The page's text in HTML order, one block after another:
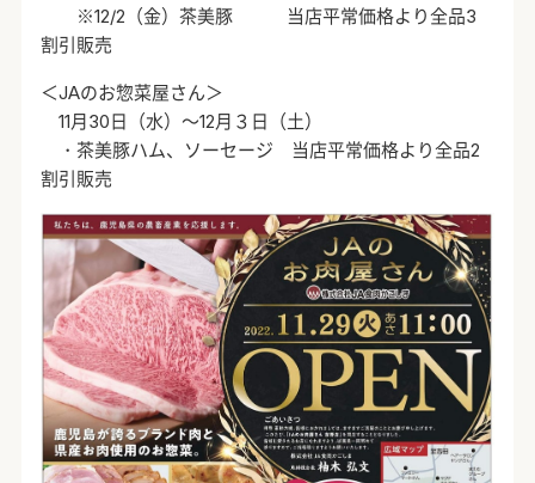
※12/2（金）茶美豚 当店平常価格より全品3
割引販売
＜JAのお惣菜屋さん＞
11月30日（水）～12月３日（土）
・茶美豚ハム、ソーセージ 当店平常価格より全品2
割引販売